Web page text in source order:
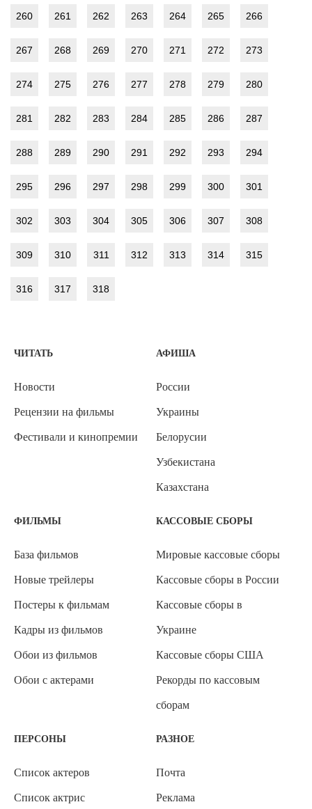
260 261 262 263 264 265 266
267 268 269 270 271 272 273
274 275 276 277 278 279 280
281 282 283 284 285 286 287
288 289 290 291 292 293 294
295 296 297 298 299 300 301
302 303 304 305 306 307 308
309 310 311 312 313 314 315
316 317 318
ЧИТАТЬ
Новости
Рецензии на фильмы
Фестивали и кинопремии
АФИША
России
Украины
Белорусии
Узбекистана
Казахстана
ФИЛЬМЫ
База фильмов
Новые трейлеры
Постеры к фильмам
Кадры из фильмов
Обои из фильмов
Обои с актерами
КАССОВЫЕ СБОРЫ
Мировые кассовые сборы
Кассовые сборы в России
Кассовые сборы в
Украине
Кассовые сборы США
Рекорды по кассовым
сборам
ПЕРСОНЫ
Список актеров
Список актрис
РАЗНОЕ
Почта
Реклама